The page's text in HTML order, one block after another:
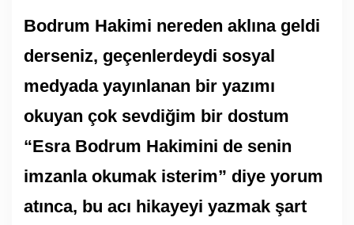
Bodrum Hakimi nereden aklına geldi
derseniz, geçenlerdeydi sosyal
medyada yayınlanan bir yazımı
okuyan çok sevdiğim bir dostum
“Esra Bodrum Hakimini de senin
imzanla okumak isterim” diye yorum
atınca, bu acı hikayeyi yazmak şart